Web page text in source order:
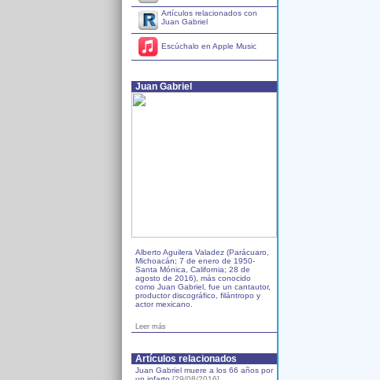
Artículos relacionados con
Juan Gabriel
Escúchalo en Apple Music
Juan Gabriel
Alberto Aguilera Valadez (Parácuaro,
Michoacán; 7 de enero de 1950-
Santa Mónica, California; 28 de
agosto de 2016), más conocido
como Juan Gabriel, fue un cantautor,
productor discográfico, filántropo y
actor mexicano.
Leer más
Artículos relacionados
Juan Gabriel muere a los 66 años por